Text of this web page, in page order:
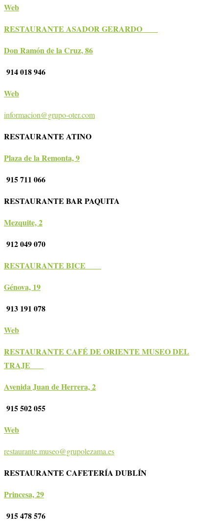
Web
RESTAURANTE ASADOR GERARDO
Don Ramón de la Cruz, 86
914 018 946
Web
informacion@grupo-oter.com
RESTAURANTE ATINO
Plaza de la Remonta, 9
915 711 066
RESTAURANTE BAR PAQUITA
Mezquite, 2
912 049 070
RESTAURANTE BICE
Génova, 19
913 191 078
Web
RESTAURANTE CAFÉ DE ORIENTE MUSEO DEL
TRAJE
Avenida Juan de Herrera, 2
915 502 055
Web
restaurante.museo@grupolezama.es
RESTAURANTE CAFETERÍA DUBLÍN
Princesa, 29
915 478 576